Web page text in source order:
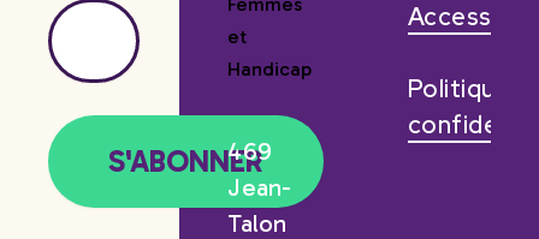
469
Jean-
Talon
Politique